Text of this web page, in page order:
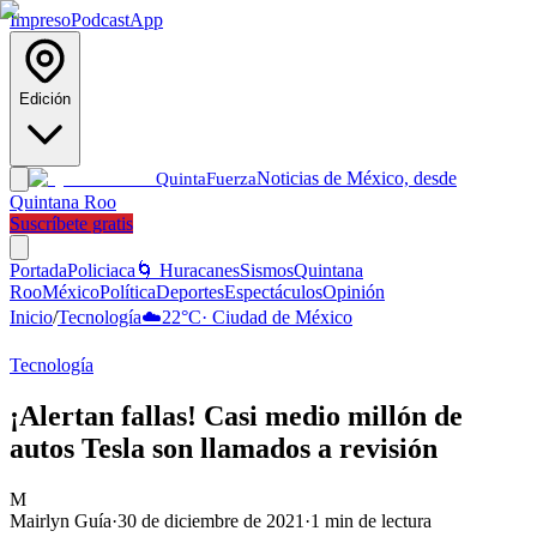
ImpresoPodcastApp
Edición
QuintaFuerzaNoticias de México, desde
Quintana Roo
Suscríbete gratis
PortadaPoliciaca 🌀 HuracanesSismosQuintana
RooMéxicoPolíticaDeportesEspectáculosOpinión
Inicio/Tecnología☁️22°C· Ciudad de México
Tecnología
¡Alertan fallas! Casi medio millón de
autos Tesla son llamados a revisión
M
Mairlyn Guía·30 de diciembre de 2021 ·1 min de lectura